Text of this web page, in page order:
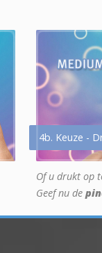
4b. Keuze -
Of u drukt op
Geef nu de